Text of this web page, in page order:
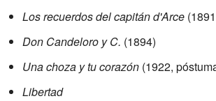
Los recuerdos del capitán d'Arce
Don Candeloro y C. (1894)
Una choza y tu corazón (1922,
Libertad